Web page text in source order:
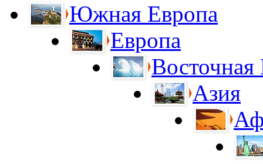
Южная Европа
Европа
Восточная
Азия